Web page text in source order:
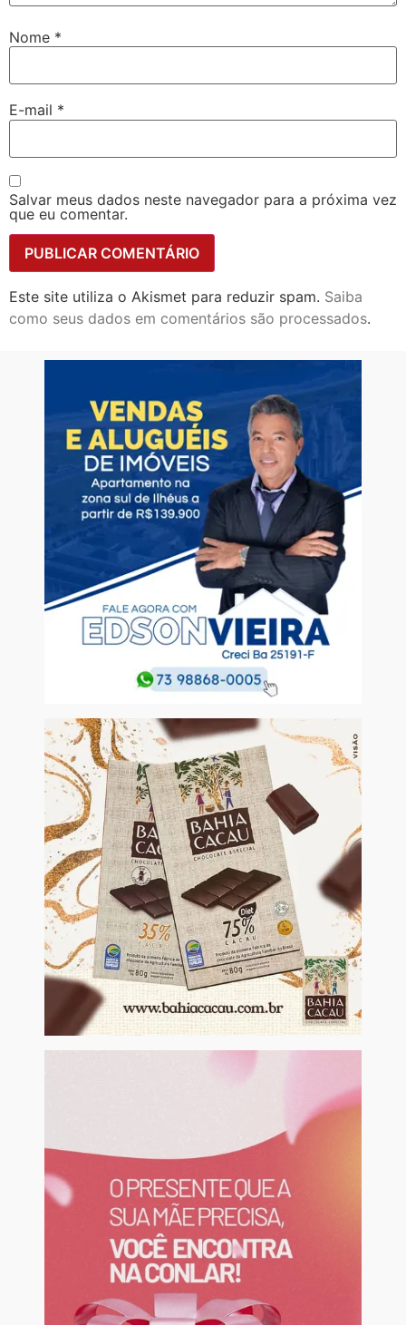
Nome *
E-mail *
Salvar meus dados neste navegador para a próxima vez
que eu comentar.
Este site utiliza o Akismet para reduzir spam. Saiba
como seus dados em comentários são processados.